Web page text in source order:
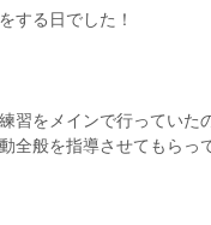
する日でした！
習をメインで行ってい
全般を指導させてもらっ